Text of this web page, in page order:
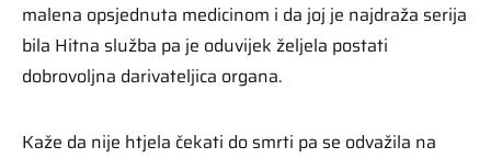
malena opsjednuta medicinom i da joj je najdraža serija
bila Hitna služba pa je oduvijek željela postati
dobrovoljna darivateljica organa.
Kaže da nije htjela čekati do smrti pa se odvažila na